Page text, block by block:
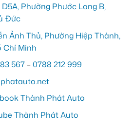
Phường Phước Long B,
Đức
Ảnh Thủ, Phường Hiệp Thành,
Chí Minh
567 –0788 212 999
Thành Phát Auto
Thành Phát Auto